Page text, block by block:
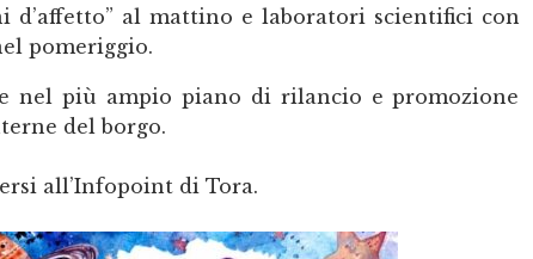
d’affetto” al mattino e laboratori scientifici con
pomeriggio.
nel più ampio piano di rilancio e promozione
del borgo.
all’Infopoint di Tora.